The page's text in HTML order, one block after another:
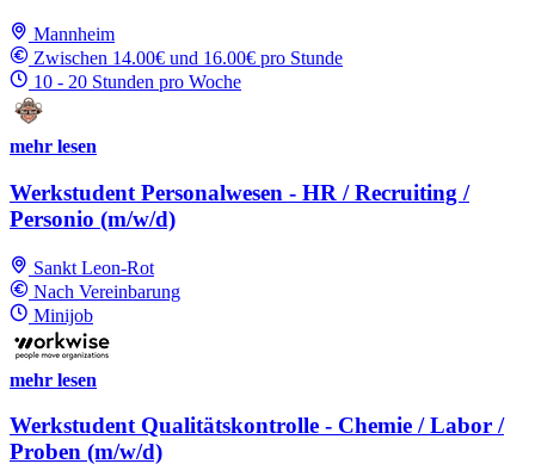
Mannheim
Zwischen 14.00€ und 16.00€ pro Stunde
10 - 20 Stunden pro Woche
mehr lesen
Werkstudent Personalwesen - HR / Recruiting /
Personio (m/w/d)
Sankt Leon-Rot
Nach Vereinbarung
Minijob
mehr lesen
Werkstudent Qualitätskontrolle - Chemie / Labor /
Proben (m/w/d)